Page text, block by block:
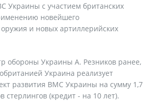
Украины с участием британских
новейшего
оружия и новых артиллерийских
обороны Украины А. Резников ранее,
Украина реализует
развития ВМС Украины на сумму 1,7
стерлингов (кредит - на 10 лет).